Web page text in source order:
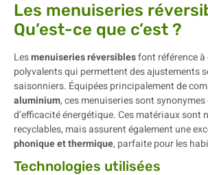
Les menuiseries
Qu’est-ce que c’est ?
Lesmenuiseries réversiblesfont référence
polyvalents qui permettent des ajustements
saisonniers. Équipées principalement de
aluminium, ces menuiseries sont
d’efficacité énergétique. Ces matériaux sont
recyclables, mais assurent également une
phonique et thermique, parfaite pour les
Technologies utilisées